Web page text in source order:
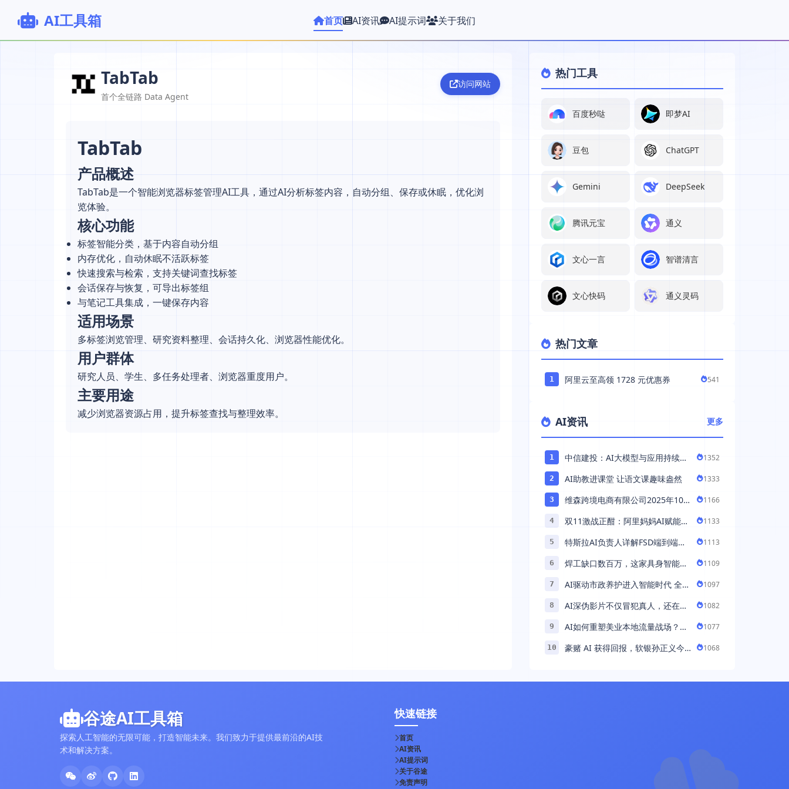
AI工具箱 首页 AI资讯 AI提示词 关于我们
TabTab
首个全链路 Data Agent
访问网站
TabTab
产品概述
TabTab是一个智能浏览器标签管理AI工具，通过AI分析标签内容，自动分组、保存或休眠，优化浏
览体验。
核心功能
标签智能分类，基于内容自动分组
内存优化，自动休眠不活跃标签
快速搜索与检索，支持关键词查找标签
会话保存与恢复，可导出标签组
与笔记工具集成，一键保存内容
适用场景
多标签浏览管理、研究资料整理、会话持久化、浏览器性能优化。
用户群体
研究人员、学生、多任务处理者、浏览器重度用户。
主要用途
减少浏览器资源占用，提升标签查找与整理效率。
热门工具
百度秒哒 即梦AI
豆包 ChatGPT
Gemini DeepSeek
腾讯元宝 通义
文心一言 智谱清言
文心快码 通义灵码
热门文章
1 阿里云至高领 1728 元优惠券 541
AI资讯 更多
1
中信建投：AI大模型与应用持续发
1352
2 AI助教进课堂 让语文课趣味盎然 1333
3
维森跨境电商有限公司2025年10
家 ...
1166
4
双11激战正酣：阿里妈妈AI赋能，
1133
5
特斯拉AI负责人详解FSD端到端架
智能 ...
1113
6
焊工缺口数百万，这家具身智能机
...
1109
7
AI驱动市政养护进入智能时代 全国
1097
8
AI深伪影片不仅冒犯真人，还在英
1082
9
AI如何重塑美业本地流量战场？拆
1077
10
豪赌 AI 获得回报，软银孙正义今
1068
谷途AI工具箱
探索人工智能的无限可能，打造智能未来。我们致力于提供最前沿的AI技
术和解决方案。
快速链接
首页
AI资讯
AI提示词
关于谷途
免责声明